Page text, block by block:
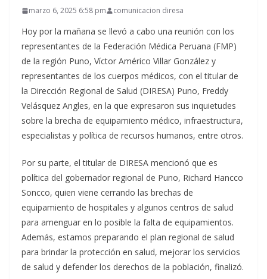
marzo 6, 2025 6:58 pm comunicacion diresa
Hoy por la mañana se llevó a cabo una reunión con los
representantes de la Federación Médica Peruana (FMP)
de la región Puno, Víctor Américo Villar González y
representantes de los cuerpos médicos, con el titular de
la Dirección Regional de Salud (DIRESA) Puno, Freddy
Velásquez Angles, en la que expresaron sus inquietudes
sobre la brecha de equipamiento médico, infraestructura,
especialistas y política de recursos humanos, entre otros.
Por su parte, el titular de DIRESA mencionó que es
política del gobernador regional de Puno, Richard Hancco
Soncco, quien viene cerrando las brechas de
equipamiento de hospitales y algunos centros de salud
para amenguar en lo posible la falta de equipamientos.
Además, estamos preparando el plan regional de salud
para brindar la protección en salud, mejorar los servicios
de salud y defender los derechos de la población, finalizó.